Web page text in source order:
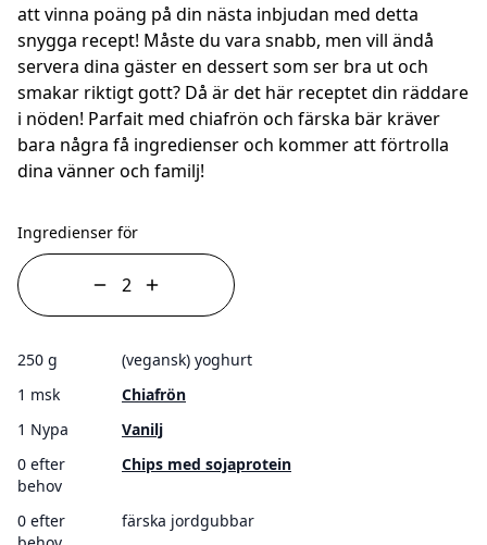
att vinna poäng på din nästa inbjudan med detta
snygga recept! Måste du vara snabb, men vill ändå
servera dina gäster en dessert som ser bra ut och
smakar riktigt gott? Då är det här receptet din räddare
i nöden! Parfait med chiafrön och färska bär kräver
bara några få ingredienser och kommer att förtrolla
dina vänner och familj!
Ingredienser för
250 g
(vegansk) yoghurt
1 msk
Chiafrön
1 Nypa
Vanilj
0 efter
behov
Chips med sojaprotein
0 efter
färska jordgubbar